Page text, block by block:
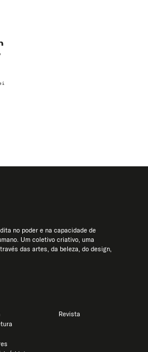
no poder e na capacidade de
Um coletivo criativo, uma
das artes, da beleza, do design,
Revista